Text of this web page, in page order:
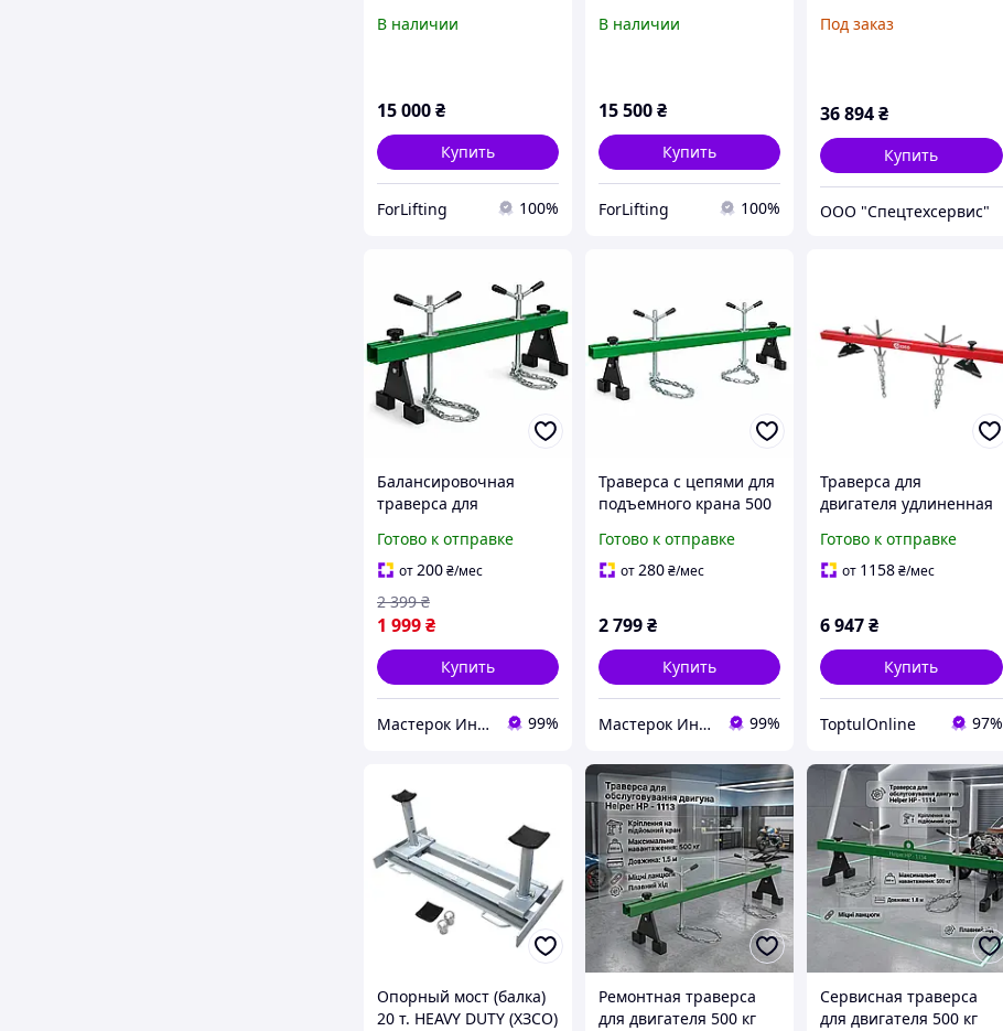
В наличии
15 000₴
Купить
ForLifting 100%
2 т
В наличии
15 500₴
Купить
ForLifting 100%
Под заказ
36 894₴
Купить
ООО "Спецтехсервис"
Балансировочная
траверса для
двигателя 500 кг 1.5 м
Helper HP - 1113
подвесная балка на
подъемный кран
траверсы
Готово к отправке
от200₴/мес
1 999₴
2 399 ₴
Купить
Мастерок Интернет магазин для каждого 99%
Траверса с цепями для
подъемного крана 500
1114 балансировочная
балка для
двигателя траверсы
Готово к отправке
от280₴/мес
2 799₴
Купить
Мастерок Интернет магазин для каждого 99%
Траверса для
двигателя удлиненная
TRV0500L
Готово к отправке
от 1158₴/мес
6 947₴
Купить
ToptulOnline 97%
Опорный мост (балка)
20 т. HEAVY DUTY (ХЗСО)
Ремонтная траверса
для двигателя 500 кг
Сервисная траверса
для двигателя 500 кг